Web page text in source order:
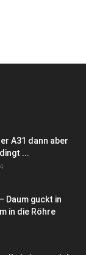
A31 dann aber
...
Daum guckt in
in die Röhre